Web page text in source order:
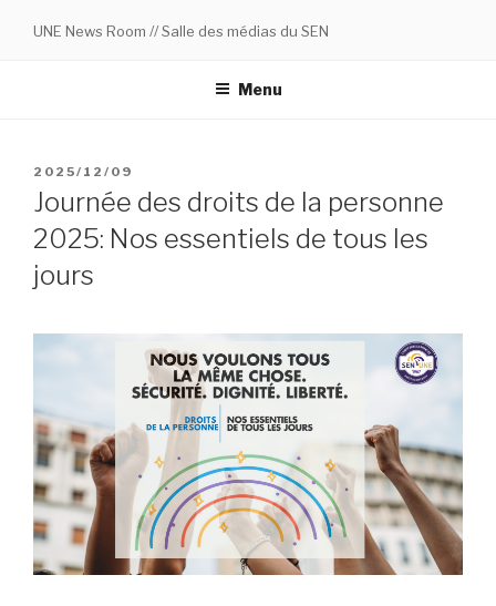
UNE News Room // Salle des médias du SEN
Menu
POSTED
ON
2025/12/09
Journée des droits de la personne
2025: Nos essentiels de tous les
jours